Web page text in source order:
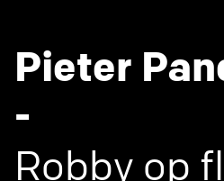
Pieter
-
Robby op